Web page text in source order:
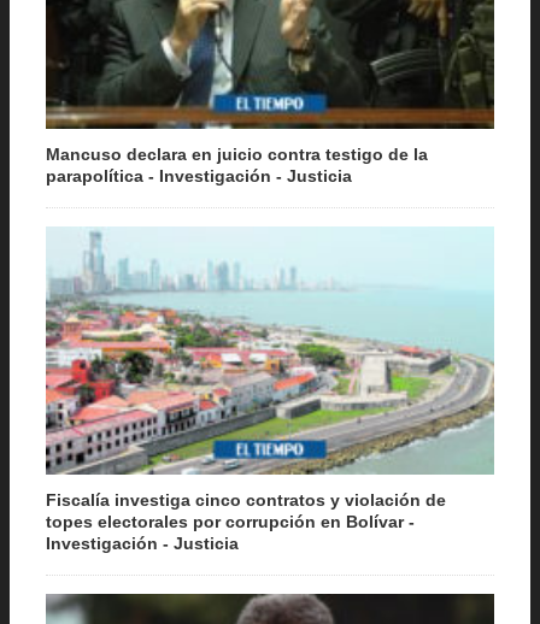
Mancuso declara en juicio contra testigo de la
parapolítica - Investigación - Justicia
Fiscalía investiga cinco contratos y violación de
topes electorales por corrupción en Bolívar -
Investigación - Justicia